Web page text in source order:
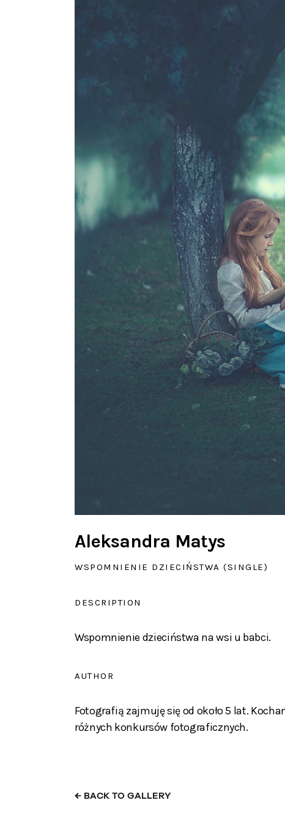
Aleksandra Matys
WSPOMNIENIE DZIECIŃSTWA (SINGLE)
DESCRIPTION
Wspomnienie dzieciństwa na wsi u babci.
AUTHOR
Fotografią zajmuję się od około 5 lat.
różnych konkursów fotograficznych.
← BACK TO GALLERY